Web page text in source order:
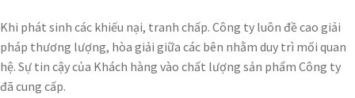
Khi phát sinh các khiếu nại, tranh chấp. Công ty luôn đề cao giải
pháp thương lượng, hòa giải giữa các bên nhằm duy trì mối quan
hệ. Sự tin cậy của Khách hàng vào chất lượng sản phẩm Công ty
đã cung cấp.